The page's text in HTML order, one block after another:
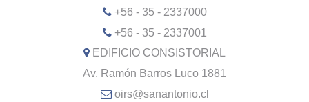
+56 - 35 - 2337000
+56 - 35 - 2337001
EDIFICIO CONSISTORIAL
Av. Ramón Barros Luco 1881
oirs@sanantonio.cl